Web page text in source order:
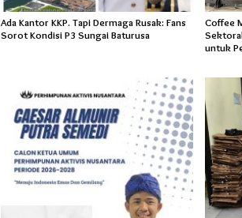
Ada Kantor KKP. Tapi Dermaga Rusak: Fans
Sorot Kondisi P3 Sungai Baturusa
Coffee
untuk